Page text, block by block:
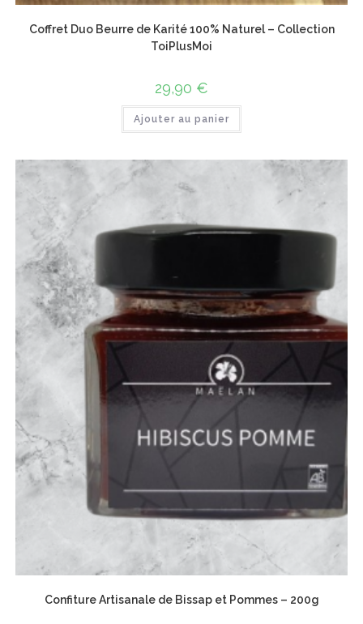
Coffret Duo Beurre de Karité 100% Naturel – Collection
ToiPlusMoi
29,90 €
Ajouter au panier
Confiture Artisanale de Bissap et Pommes – 200g